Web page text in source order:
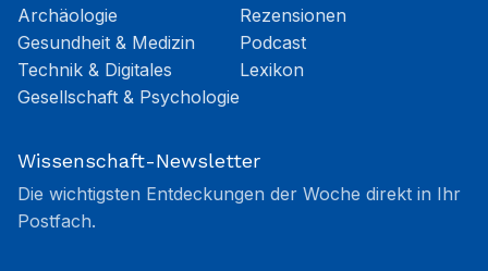
Archäologie
Gesundheit & Medizin
Technik & Digitales
Gesellschaft & Psychologie
Rezensionen
Podcast
Lexikon
Wissenschaft-Newsletter
Die wichtigsten Entdeckungen der Woche direkt in Ihr
Postfach.